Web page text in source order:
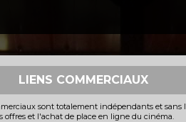
LIENS COMMERCIAUX
sont totalement indépendants et sans
offres et l'achat de place en ligne du cinéma.